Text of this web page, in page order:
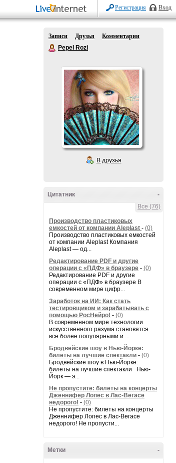
Регистрация Вход
Записи Друзья
Комментарии
Pepel Rozi
В друзья
-
Цитатник
Все (76)
Производство пластиковых
емкостей от компании Aleplast - (0)
Производство пластиковых емкостей
от компании Aleplast Компания
Aleplast — од...
Редактирование PDF и другие
операции с «ПДФ» в браузере - (0)
Редактирование PDF и другие
операции с «ПДФ» в браузере В
современном мире цифр...
Заработок на ИИ: Как стать
тестировщиком и зарабатывать с
помощью РосНейро! - (0)
В современном мире технологии
искусственного разума становятся
все более популярными и ...
Бродвейские шоу в Нью-Йорке:
билеты на лучшие спектакли - (0)
Бродвейские шоу в Нью-Йорке:
билеты на лучшие спектакли Нью-
Йорк — э...
Не пропустите: билеты на концерты
Дженнифер Лопес в Лас-Вегасе
недорого! - (0)
Не пропустите: билеты на концерты
Дженнифер Лопес в Лас-Вегасе
недорого! Не пропусти...
-
Метки